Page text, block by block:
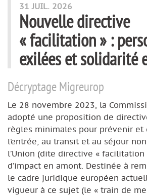
31 JUIL. 2026
Nouvelle directive
« facilitation » :
exilées et solidarité
Décryptage Migreurop
Le 28 novembre 2023, la
adopté une proposition de
règles minimales pour prévenir et
l’entrée, au transit et au séjour
l’Union (dite directive « facilitation
d’impact en amont. Destinée à
le cadre juridique européen
vigueur à ce sujet (le « train de